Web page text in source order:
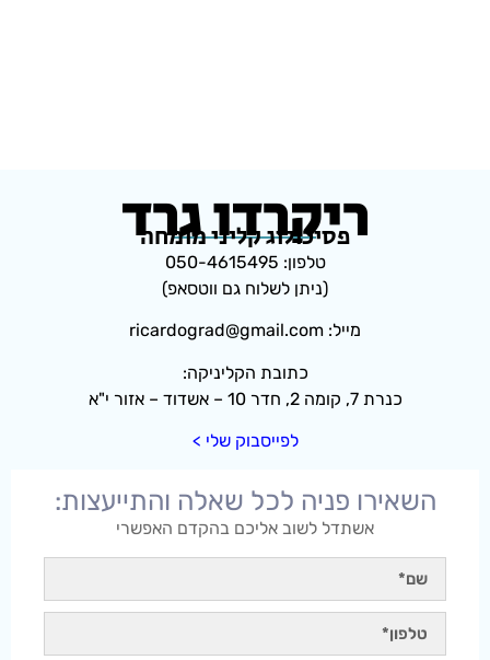
ריקרדו גרד
פסיכולוג קליני מומחה
טלפון: 050-4615495
(ניתן לשלוח גם ווטסאפ)
מייל: ricardograd@gmail.com
כתובת הקליניקה:
כנרת 7, קומה 2, חדר 10 – אשדוד – אזור י"א
לפייסבוק שלי >
השאירו פניה לכל שאלה והתייעצות:
אשתדל לשוב אליכם בהקדם האפשרי